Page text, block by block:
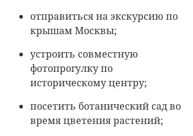
отправиться на экскурсию по
крышам Москвы;
устроить совместную
фотопрогулку по
историческому центру;
посетить ботанический сад во
время цветения растений;